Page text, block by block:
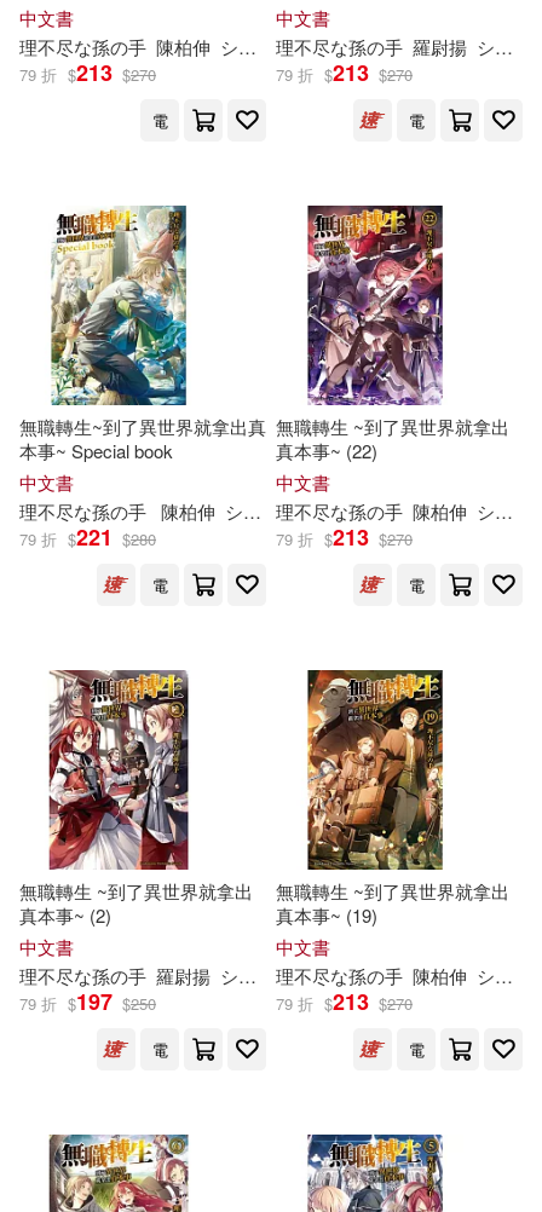
中文書
理不尽な孫の手 陳柏伸 シロタカ
79 折 $213 $270
電
中文書
理不尽な孫の手 羅尉揚 シロタカ
79 折 $213 $270
電
無職轉生~到了異世界就拿出真
本事~ Special book
中文書
理不尽な孫の手 陳柏伸 シロタカ
79 折 $221 $280
電
無職轉生 ~到了異世界就拿出
真本事~ (22)
中文書
理不尽な孫の手 陳柏伸 シロタカ
79 折 $213 $270
電
無職轉生 ~到了異世界就拿出
真本事~ (2)
中文書
理不尽な孫の手 羅尉揚 シロタカ
79 折 $197 $250
電
無職轉生 ~到了異世界就拿出
真本事~ (19)
中文書
理不尽な孫の手 陳柏伸 シロタカ
79 折 $213 $270
電